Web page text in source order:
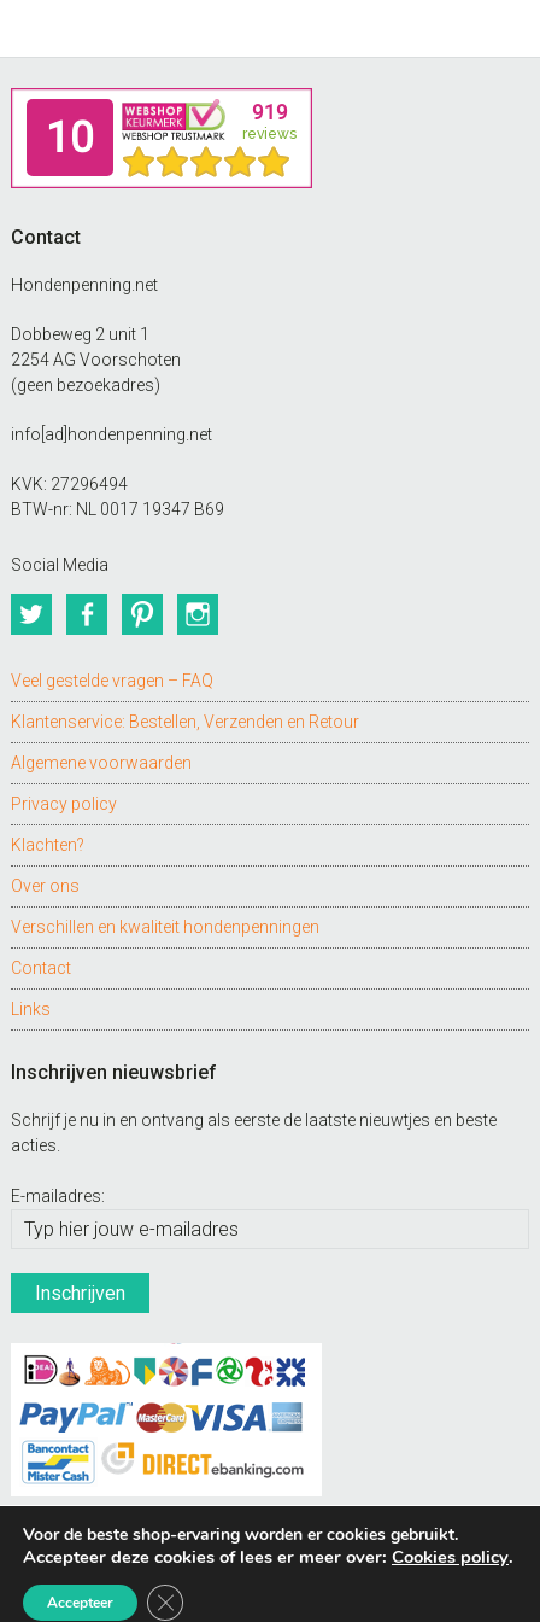
op
de
productpagina
Footer
Contact
Hondenpenning.net
Dobbeweg 2 unit 1
2254 AG Voorschoten
(geen bezoekadres)
info[ad]hondenpenning.net
KVK: 27296494
BTW-nr: NL 0017 19347 B69
Social Media
TwitterFacebookPinterest
Veel gestelde vragen – FAQ
Klantenservice: Bestellen, Verzenden en Retour
Algemene voorwaarden
Privacy policy
Klachten?
Over ons
Verschillen en kwaliteit hondenpenningen
Contact
Links
Inschrijven nieuwsbrief
Schrijf je nu in en ontvang als eerste de laatste nieuwtjes en beste
acties.
E-mailadres:
© Hondenpenning.net
Voor de beste shop-ervaring worden er cookies gebruikt.
Accepteer deze cookies of lees er meer over: Cookies policy.
Accepteer Sluit AVG/GDPR cookie banner